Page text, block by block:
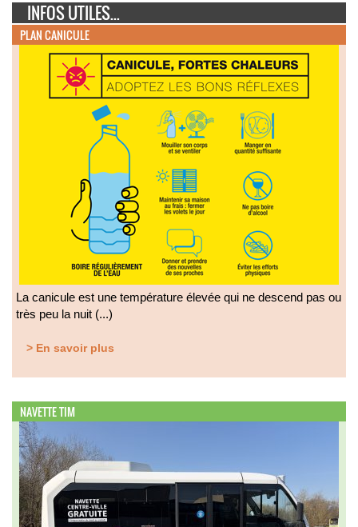
INFOS UTILES...
PLAN CANICULE
La canicule est une température élevée qui ne descend pas ou
très peu la nuit (...)
> En savoir plus
NAVETTE TIM